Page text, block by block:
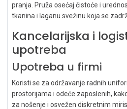
pranja. Pruža osećaj čistoće i
tkanina i laganu svežinu koja se
Kancelarijska i
upotreba
Upotreba u firmi
Koristi se za održavanje radnih
prostorijama i odeće zaposlenih,
za nošenje i osvežen diskretnim